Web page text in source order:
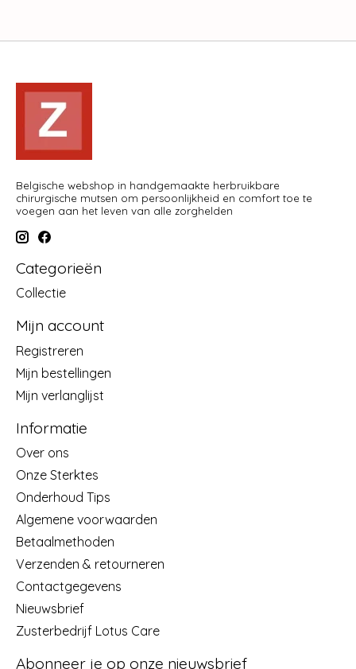
Belgische webshop in handgemaakte herbruikbare
chirurgische mutsen om persoonlijkheid en comfort toe te
voegen aan het leven van alle zorghelden
Categorieën
Collectie
Mijn account
Registreren
Mijn bestellingen
Mijn verlanglijst
Informatie
Over ons
Onze Sterktes
Onderhoud Tips
Algemene voorwaarden
Betaalmethoden
Verzenden & retourneren
Contactgegevens
Nieuwsbrief
Zusterbedrijf Lotus Care
Abonneer je op onze nieuwsbrief